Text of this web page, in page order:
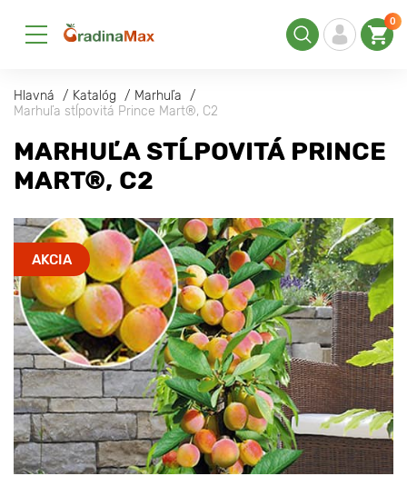
0
Hlavná Katalóg
Marhuľa
Marhuľa stĺpovitá Prince Mart®, C2
MARHUĽA STĹPOVITÁ PRINCE
MART®, C2
AKCIA